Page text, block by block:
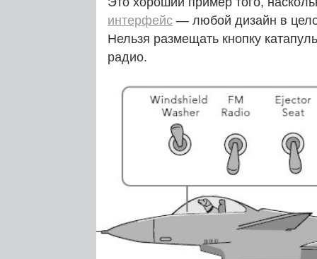
интерфейс — любой дизайн в
Нельзя размещать кнопку
радио.